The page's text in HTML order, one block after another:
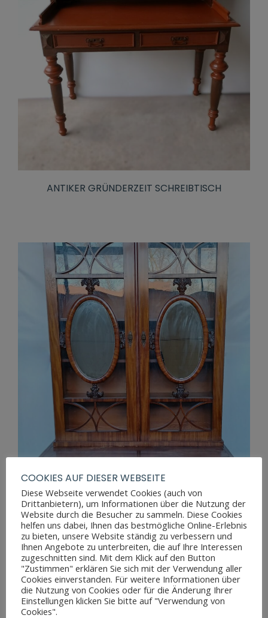
ANTIKER GRÜNDERZEIT SCHREIBTISCH
BIEDERMEIER AUFSATZKOMMODE
COOKIES AUF DIESER WEBSEITE
Diese Webseite verwendet Cookies (auch von
Drittanbietern), um Informationen über die Nutzung der
Website durch die Besucher zu sammeln. Diese Cookies
helfen uns dabei, Ihnen das bestmögliche Online-Erlebnis
zu bieten, unsere Website ständig zu verbessern und
Ihnen Angebote zu unterbreiten, die auf Ihre Interessen
zugeschnitten sind. Mit dem Klick auf den Button
"Zustimmen" erklären Sie sich mit der Verwendung aller
Cookies einverstanden. Für weitere Informationen über
die Nutzung von Cookies oder für die Änderung Ihrer
Einstellungen klicken Sie bitte auf "Verwendung von
Cookies".